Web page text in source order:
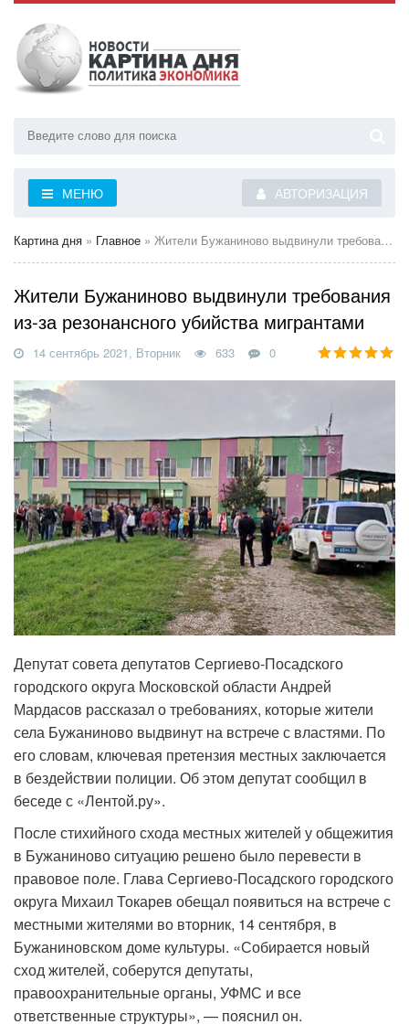
АВТОРИЗАЦИЯ
МЕНЮ
Картина дня » Главное » Жители Бужаниново выдвинули требования из-за резонансного убийства мигрантами
Жители Бужаниново выдвинули требования
из-за резонансного убийства мигрантами
14 сентябрь 2021, Вторник 633 0
Депутат совета депутатов Сергиево-Посадского
городского округа Московской области Андрей
Мардасов рассказал о требованиях, которые жители
села Бужаниново выдвинут на встрече с властями. По
его словам, ключевая претензия местных заключается
в бездействии полиции. Об этом депутат сообщил в
беседе с «Лентой.ру».
После стихийного схода местных жителей у общежития
в Бужаниново ситуацию решено было перевести в
правовое поле. Глава Сергиево-Посадского городского
округа Михаил Токарев обещал появиться на встрече с
местными жителями во вторник, 14 сентября, в
Бужаниновском доме культуры. «Собирается новый
сход жителей, соберутся депутаты,
правоохранительные органы, УФМС и все
ответственные структуры», — пояснил он.